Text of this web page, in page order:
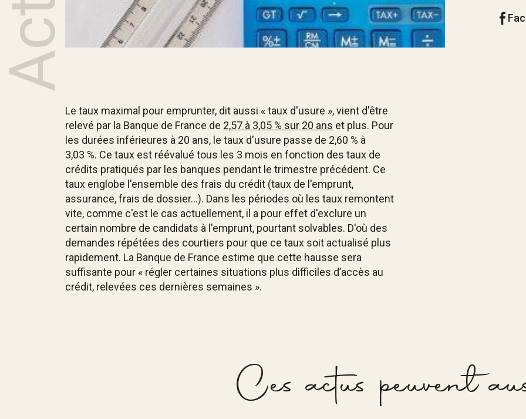
Le taux maximal pour emprunter, dit aussi « taux d'usure », vient d'être
relevé par la Banque de France de 2,57 à 3,05 % sur 20 ans et plus. Pour
les durées inférieures à 20 ans, le taux d'usure passe de 2,60 % à
3,03 %. Ce taux est réévalué tous les 3 mois en fonction des taux de
crédits pratiqués par les banques pendant le trimestre précédent. Ce
taux englobe l'ensemble des frais du crédit (taux de l'emprunt,
assurance, frais de dossier...). Dans les périodes où les taux remontent
vite, comme c'est le cas actuellement, il a pour effet d'exclure un
certain nombre de candidats à l'emprunt, pourtant solvables. D'où des
demandes répétées des courtiers pour que ce taux soit actualisé plus
rapidement. La Banque de France estime que cette hausse sera
suffisante pour « régler certaines situations plus difficiles d’accès au
crédit, relevées ces dernières semaines ».
Ces actus peuvent